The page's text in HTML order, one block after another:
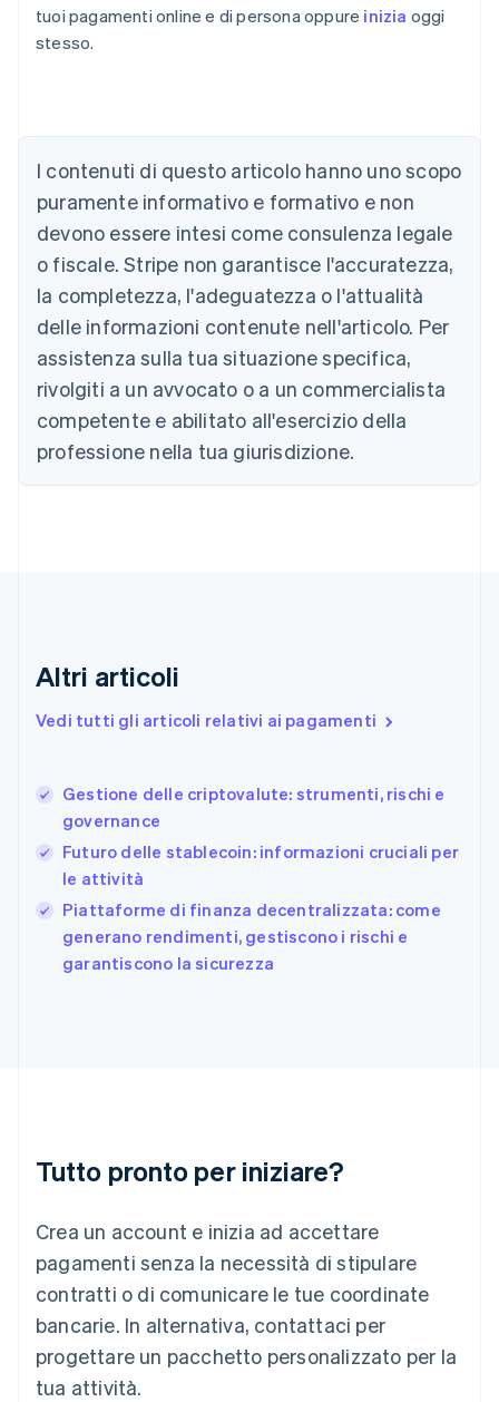
tuoi pagamenti online e di persona oppure inizia oggi
stesso.
I contenuti di questo articolo hanno uno scopo
puramente informativo e formativo e non
devono essere intesi come consulenza legale
o fiscale. Stripe non garantisce l'accuratezza,
la completezza, l'adeguatezza o l'attualità
delle informazioni contenute nell'articolo. Per
assistenza sulla tua situazione specifica,
rivolgiti a un avvocato o a un commercialista
competente e abilitato all'esercizio della
professione nella tua giurisdizione.
Altri articoli
Vedi tutti gli articoli relativi ai pagamenti
Gestione delle criptovalute: strumenti, rischi e
governance
Futuro delle stablecoin: informazioni cruciali per
le attività
Piattaforme di finanza decentralizzata: come
generano rendimenti, gestiscono i rischi e
garantiscono la sicurezza
Tutto pronto per iniziare?
Crea un account e inizia ad accettare
pagamenti senza la necessità di stipulare
contratti o di comunicare le tue coordinate
bancarie. In alternativa, contattaci per
progettare un pacchetto personalizzato per la
tua attività.
English
DeutschEnglish
Belgio
Nederlands Français English
Brasile
PortuguêsEnglish
Bulgaria
Canada
EnglishFrançais
Cina continentale
简体中文English
Cipro
Finlandia
Francia
DeutschEnglish
Giappone
日本語 English
English
Grecia
English
India
English
Lituania
Lussemburgo
Deutsch English
Malaysia
English 简体中文
Malta
Messico
EspañolEnglish